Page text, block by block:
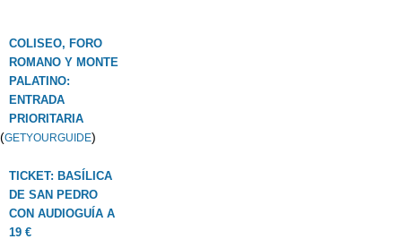
COLISEO, FORO
ROMANO Y MONTE
PALATINO:
ENTRADA
PRIORITARIA
(GETYOURGUIDE)
TICKET: BASÍLICA
DE SAN PEDRO
CON AUDIOGUÍA A
19 €